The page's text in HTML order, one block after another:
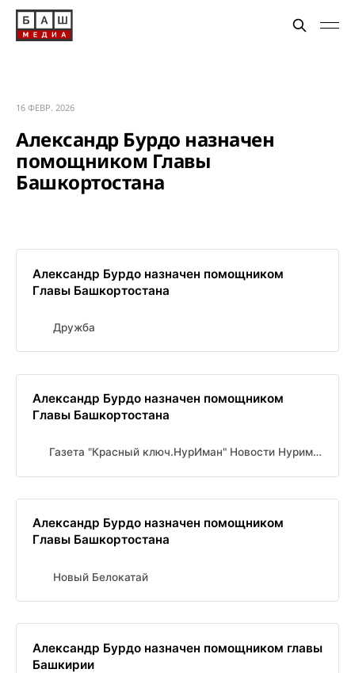
16 ФЕВР. 2026
Александр Бурдо назначен
помощником Главы
Башкортостана
Александр Бурдо назначен помощником
Главы Башкортостана
Дружба
Александр Бурдо назначен помощником
Главы Башкортостана
Газета "Красный ключ.НурИман" Новости Нуримановского района
Александр Бурдо назначен помощником
Главы Башкортостана
Новый Белокатай
Александр Бурдо назначен помощником главы
Башкирии